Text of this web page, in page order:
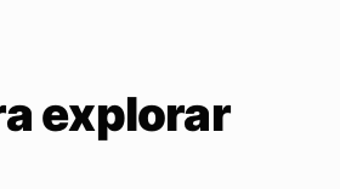
explorar